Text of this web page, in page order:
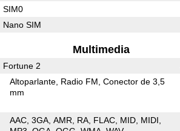
SIM0
Nano SIM
Multimedia
Fortune 2
Altoparlante Radio FM Conector de 3,5
mm
AAC 3GA AMR RA FLAC MID MIDI